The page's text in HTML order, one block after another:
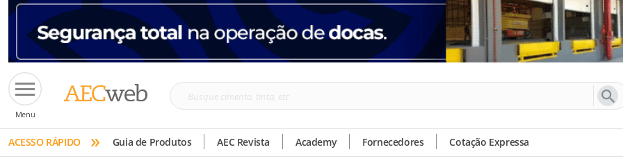
Menu
Busque
tinta,
etc
ACESSO RÁPIDO » Guia de Produtos AEC Revista Academy Fornecedores Cotação Expressa